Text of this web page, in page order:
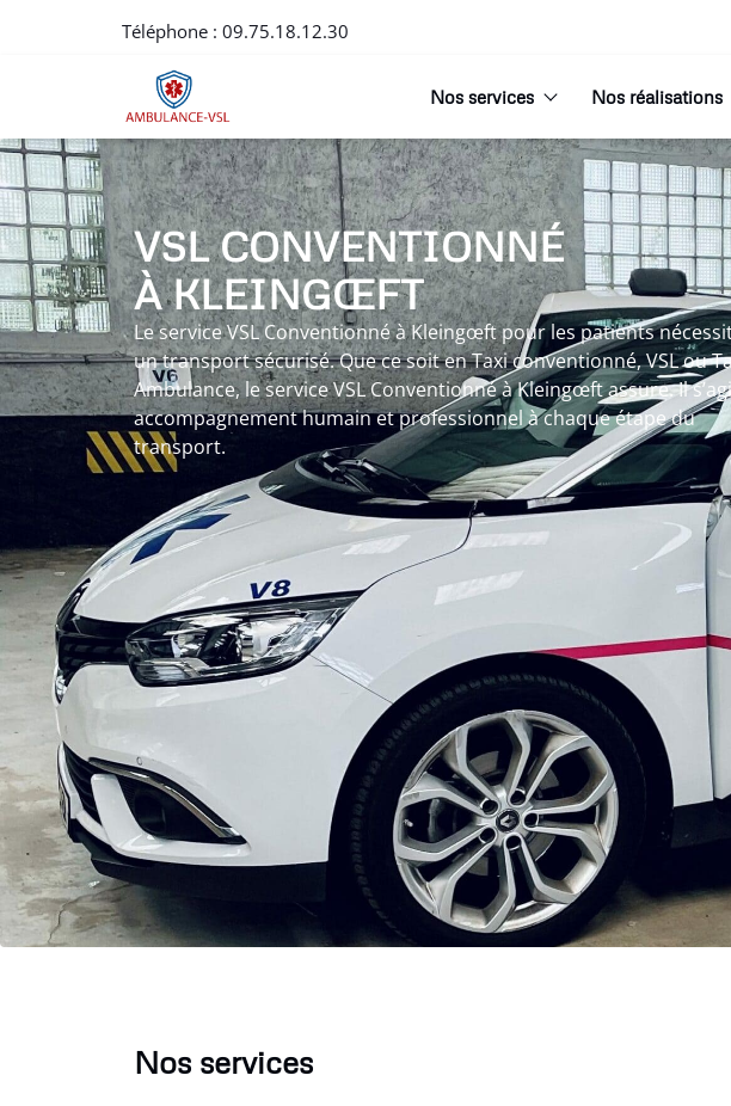
Téléphone : 09.75.18.12.30
Nos services Nos réalisations
VSL CONVENTIONNÉ
À KLEINGŒFT
Le service VSL Conventionné à Kleingœft pour les patients
un transport sécurisé. Que ce soit en Taxi conventionné, VSL ou
Ambulance, le service VSL Conventionné à Kleingœft assure. Il
accompagnement humain et professionnel à chaque étape du
transport.
Nos services